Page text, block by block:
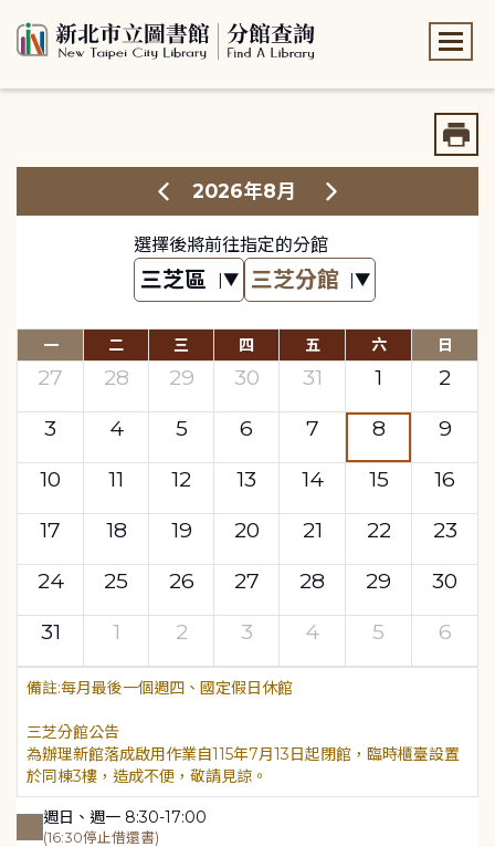
2026年8月
選擇後將前往指定的分館
一 二 三 四 五 六 日
27 28 29 30 31 1
2
3
4 5 6 7 8
9
10
11 12 13 14 15
16
17
18 19 20 21 22
23
24
25 26 27 28 29
30
31
1 2 3 4 5 6
每月最後一個週四、國定假日休館
三芝分館公告
為辦理新館落成啟用作業自115年7月13日起閉館，臨時櫃臺設置
於同棟3樓，造成不便，敬請見諒。
週日、週一 8:30-17:00
(16:30停止借還書)